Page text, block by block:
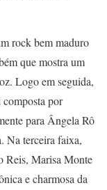
rock bem maduro
que mostra um
Logo em seguida,
composta por
para Ângela Rô
Na terceira faixa,
Reis, Marisa Monte
e charmosa da